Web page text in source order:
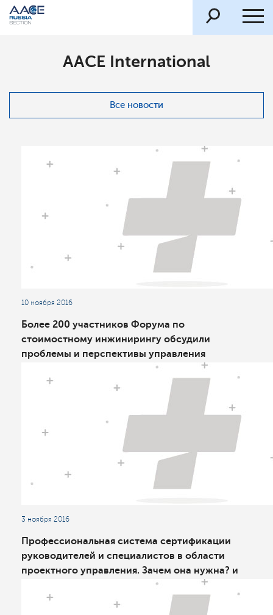
AACE International
Все новости
10 ноября 2016
Более 200 участников Форума по
стоимостному инжинирингу обсудили
проблемы и перспективы управления
стоимостью в российских проектах
3 ноября 2016
Профессиональная система сертификации
руководителей и специалистов в области
проектного управления. Зачем она нужна? и